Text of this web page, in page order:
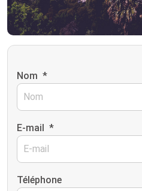
Nom *
E-mail *
Téléphone